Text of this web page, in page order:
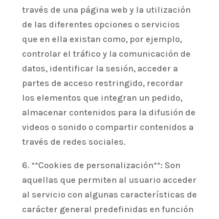
través de una página web y la utilización
de las diferentes opciones o servicios
que en ella existan como, por ejemplo,
controlar el tráfico y la comunicación de
datos, identificar la sesión, acceder a
partes de acceso restringido, recordar
los elementos que integran un pedido,
almacenar contenidos para la difusión de
videos o sonido o compartir contenidos a
través de redes sociales.
6. **Cookies de personalización**: Son
aquellas que permiten al usuario acceder
al servicio con algunas características de
carácter general predefinidas en función